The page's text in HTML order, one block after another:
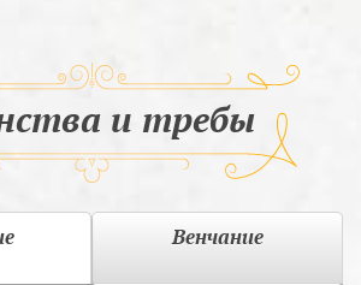
и требы
Венчание